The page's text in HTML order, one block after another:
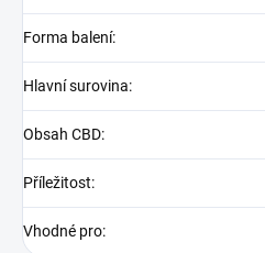
Forma balení:
Hlavní surovina:
Obsah CBD:
Příležitost:
Vhodné pro: